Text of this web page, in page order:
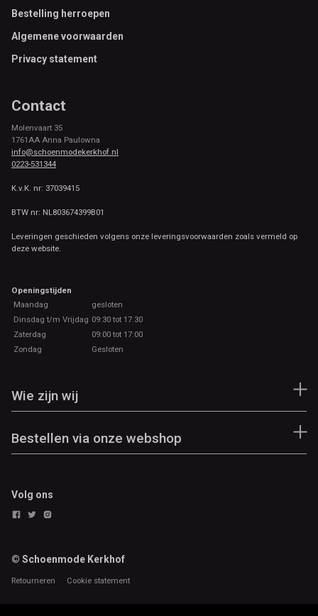
Footer
Bestelling herroepen
Algemene voorwaarden
Privacy statement
Contact
Molenvaart 35
1761AA Anna Paulowna
info@schoenmodekerkhof.nl
0223-531344
K.v.K. nr: 37039415
BTW nr: NL803674399B01
Leveringen geschieden volgens onze leveringsvoorwaarden zoals vermeld op
deze website.
Openingstijden
Maandag
gesloten
Dinsdag t/m Vrijdag 09:30 tot 17.30
Zaterdag
09:00 tot 17:00
Zondag
Gesloten
Wie zijn wij
Bestellen via onze webshop
Volg ons
© Schoenmode Kerkhof
Retourneren Cookie statement